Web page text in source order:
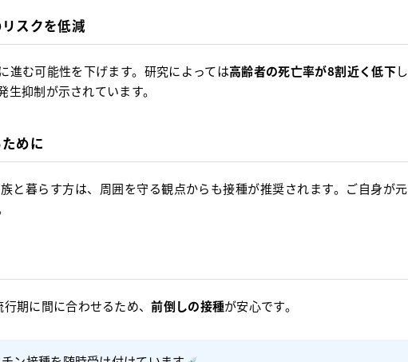
スクを低減
進む可能性を下げます。研究によっては高齢者の死亡率が8割近く低下
抑制が示されています。
めに
と暮らす方は、周囲を守る観点からも接種が推奨されます。ご自身が
期に間に合わせるため、前倒しの接種が安心です。